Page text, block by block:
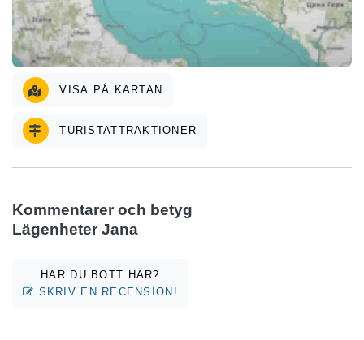
VISA PÅ KARTAN
TURISTATTRAKTIONER
Kommentarer och betyg
Lägenheter Jana
HAR DU BOTT HÄR?
SKRIV EN RECENSION!